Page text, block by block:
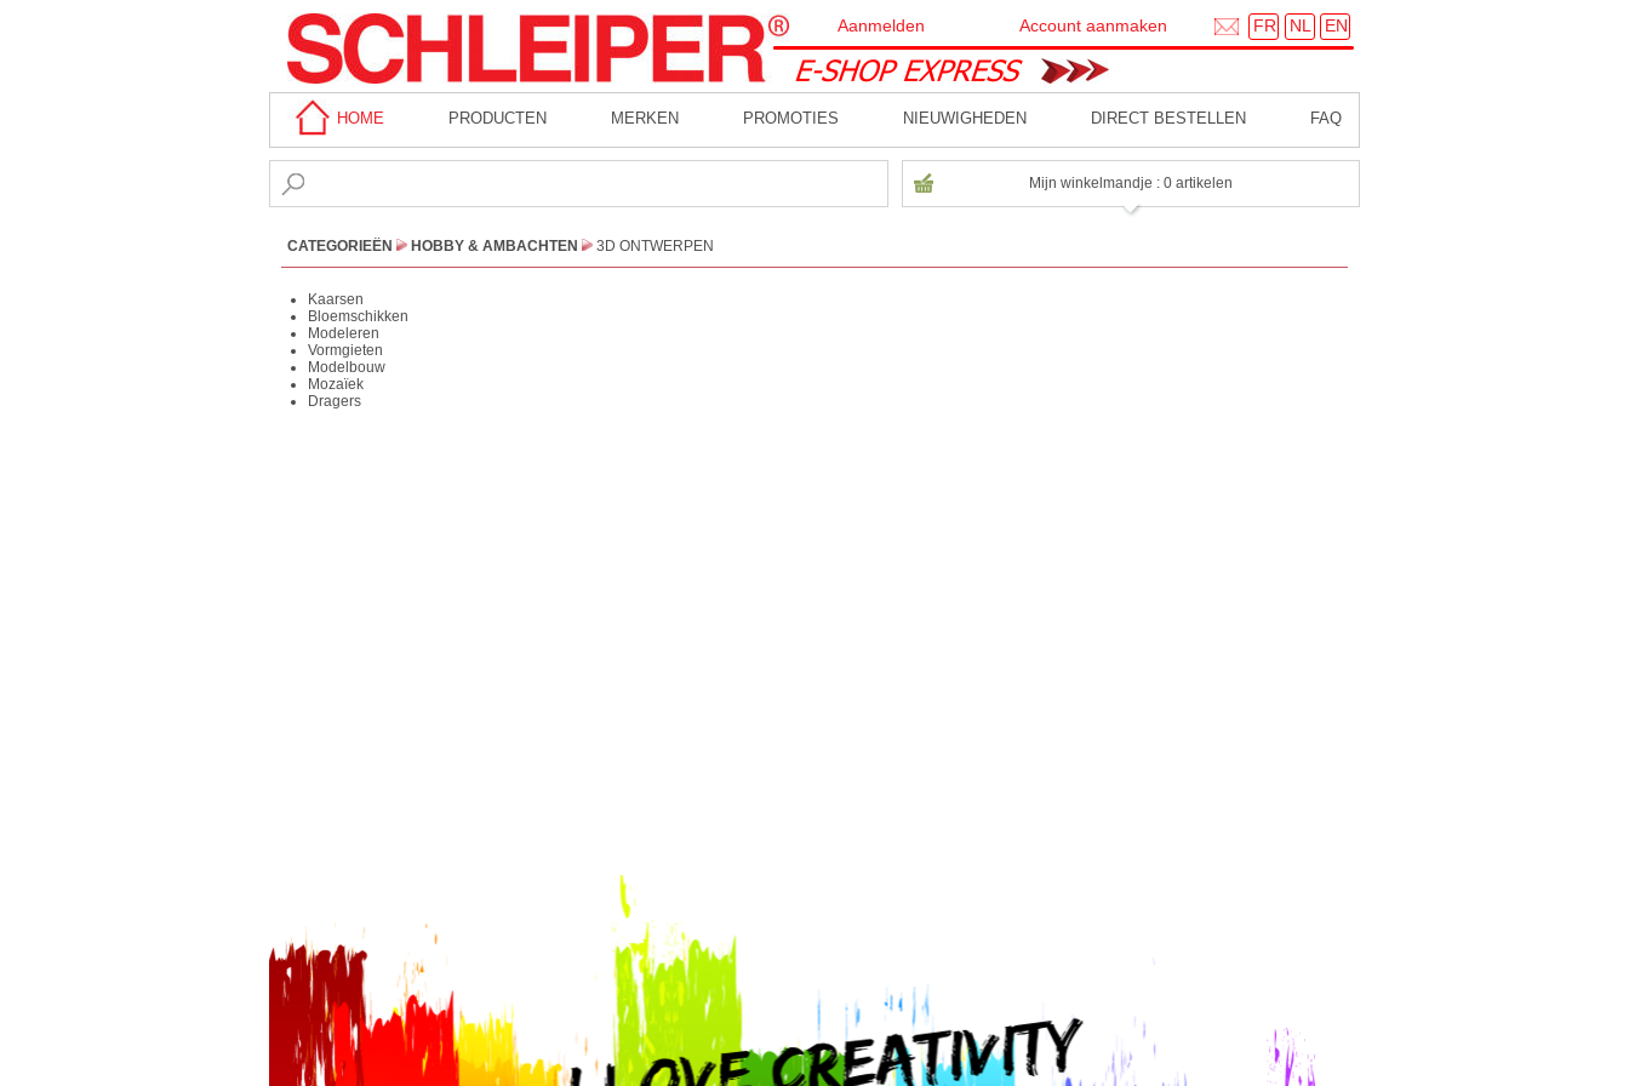
FR NL EN
Aanmelden Account aanmaken
HOME PRODUCTEN MERKEN PROMOTIES NIEUWIGHEDEN DIRECT BESTELLEN FAQ
Mijn winkelmandje : 0 artikelen
CATEGORIEËN HOBBY & AMBACHTEN 3D ONTWERPEN
Kaarsen
Bloemschikken
Modeleren
Vormgieten
Modelbouw
Mozaïek
Dragers